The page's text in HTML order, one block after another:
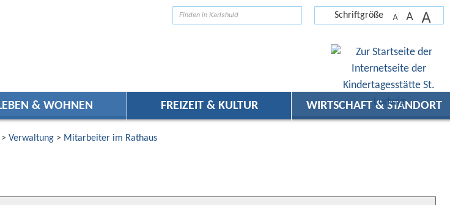
Schriftgröße A A A
& WOHNEN FREIZEIT & KULTUR WIRTSCHAFT & STANDORT
Verwaltung> Mitarbeiter im Rathaus